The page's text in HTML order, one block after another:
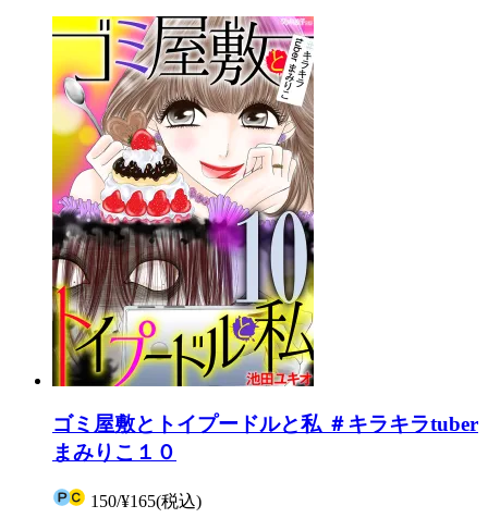
ゴミ屋敷とトイプードルと私 ＃キラキラtuber
まみりこ１０
150/¥165(税込)